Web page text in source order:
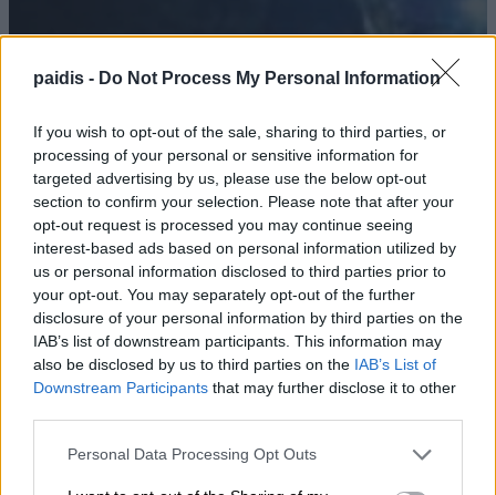
paidis - Do Not Process My Personal Information
If you wish to opt-out of the sale, sharing to third parties, or
processing of your personal or sensitive information for
targeted advertising by us, please use the below opt-out
section to confirm your selection. Please note that after your
opt-out request is processed you may continue seeing
interest-based ads based on personal information utilized by
us or personal information disclosed to third parties prior to
your opt-out. You may separately opt-out of the further
disclosure of your personal information by third parties on the
IAB’s list of downstream participants. This information may
also be disclosed by us to third parties on the IAB’s List of
Downstream Participants that may further disclose it to other
Personal Data Processing Opt Outs
Επικίνδυνος λόγω έλλειψης
φωτισμού ο δρόμος Τυρνάβου –
Αμπελώνα
09/08/2026 , 21:05
Θλίψη για τον θάνατο του 57χρονου
Νικολάου Τσιλιμίγκα – Αύριο Δευτέρα
στους Γόννους η κηδεία του
09/08/2026 , 20:19